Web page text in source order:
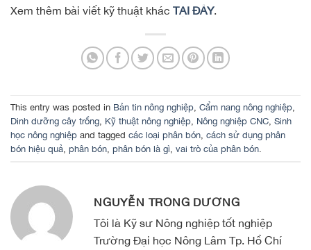
Xem thêm bài viết kỹ thuật khác TẠI ĐÂY.
This entry was posted in Bản tin nông nghiệp Cẩm nang nông nghiệp
Dinh dưỡng cây trồng Kỹ thuật nông nghiệp Nông nghiệp CNC Sinh
học nông nghiệp and tagged các loại phân bón cách sử dụng phân
bón hiệu quả phân bón phân bón là gì vai trò của phân bón
NGUYỄN TRỌNG DƯƠNG
Tôi là Kỹ sư Nông nghiệp tốt nghiệp
Trường Đại học Nông Lâm Tp. Hồ Chí